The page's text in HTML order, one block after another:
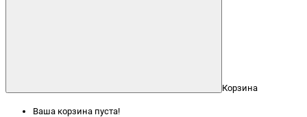
Корзина
Ваша корзина пуста!